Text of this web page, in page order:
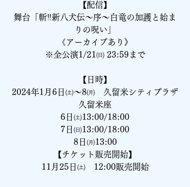
【配信】
舞台「斬‼新八犬伝～序～白竜の加護と始ま
りの呪い」
《アーカイブあり》
※全公演1/21㈰ 23:59まで
【日時】
2024年1月6日㈯～8㈪ 久留米シティプラザ
久留米座
6日㈯13:00/18:00
7日㈰13:00/18:00
8日㈪13:00
【チケット販売開始】
11月25日㈯ 12:00販売開始